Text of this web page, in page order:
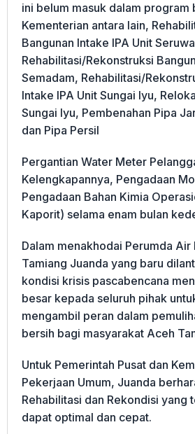
ini belum masuk dalam program
Kementerian antara lain,
Bangunan Intake IPA Unit
Rehabilitasi/Rekonstruksi
Semadam, Rehabilitasi/
Intake IPA Unit Sungai Iyu,
Sungai Iyu, Pembenahan Pipa
dan Pipa Persil
Pergantian Water Meter
Kelengkapannya, Pengadaan
Pengadaan Bahan Kimia
Kaporit) selama enam bulan
Dalam menakhodai Perumda Air
Tamiang Juanda yang baru
kondisi krisis pascabencana
besar kepada seluruh pihak
mengambil peran dalam
bersih bagi masyarakat Aceh
Untuk Pemerintah Pusat dan
Pekerjaan Umum, Juanda
Rehabilitasi dan Rekondisi yang
dapat optimal dan cepat.